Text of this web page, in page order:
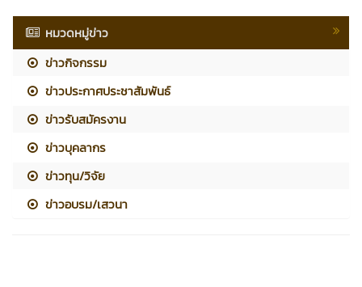
หมวดหมู่ข่าว
ข่าวกิจกรรม
ข่าวประกาศประชาสัมพันธ์
ข่าวรับสมัครงาน
ข่าวบุคลากร
ข่าวทุน/วิจัย
ข่าวอบรม/เสวนา